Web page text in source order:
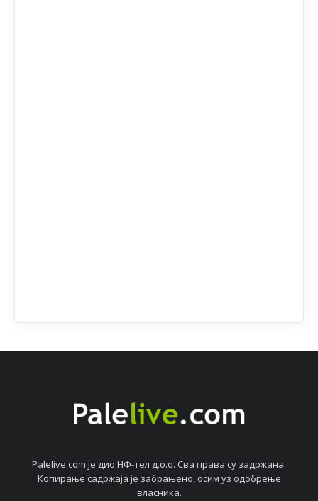
Palelive.com јe дио НФ-тeл д.о.о. Сва права су задржана.
Копирањe садржаја јe забрањeно, осим уз одобрeњe
власника.